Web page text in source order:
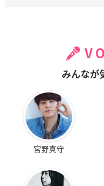
みんなが
宮野真守